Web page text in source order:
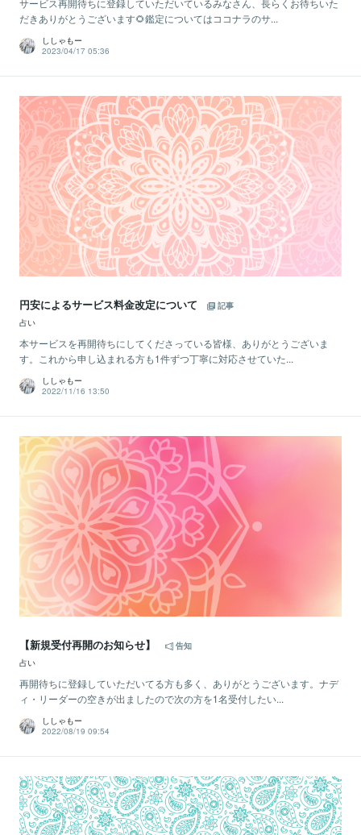
サービス再開待ちに登録していただいているみなさん、長らくお待ちいた
だきありがとうございます🌻鑑定についてはココナラのサ...
ししゃもー
2023/04/17 05:36
円安によるサービス料金改定について
記事
占い
本サービスを再開待ちにしてくださっている皆様、ありがとうございま
す。これから申し込まれる方も1件ずつ丁寧に対応させていた...
ししゃもー
2022/11/16 13:50
【新規受付再開のお知らせ】
告知
占い
再開待ちに登録していただいてる方も多く、ありがとうございます。ナデ
ィ・リーダーの空きが出ましたので次の方を1名受付したい...
ししゃもー
2022/08/19 09:54